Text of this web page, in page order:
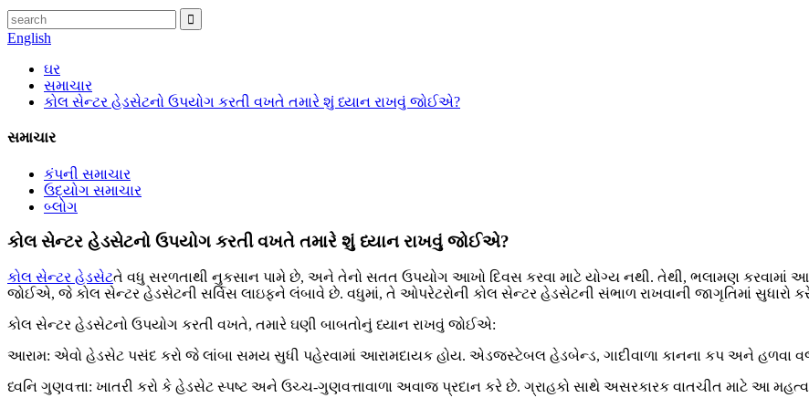
English
ઘર
સમાચાર
કોલ સેન્ટર હેડસેટનો ઉપયોગ કરતી વખતે તમારે શું ધ્યાન રાખવું જોઈએ?
સમાચાર
કંપની સમાચાર
ઉદ્યોગ સમાચાર
બ્લોગ
કોલ સેન્ટર હેડસેટનો ઉપયોગ કરતી વખતે તમારે શું ધ્યાન રાખવું જોઈએ?
કોલ સેન્ટર હેડસેટતે વધુ સરળતાથી નુકસાન પામે છે, અને તેનો સતત ઉપયોગ આખો દિવસ કરવા માટે યોગ્ય નથી. તેથી, ભલામણ કરવામાં
જોઈએ, જે કોલ સેન્ટર હેડસેટની સર્વિસ લાઇફને લંબાવે છે. વધુમાં, તે ઓપરેટરોની કોલ સેન્ટર હેડસેટની સંભાળ રાખવાની જાગૃતિમાં
કોલ સેન્ટર હેડસેટનો ઉપયોગ કરતી વખતે, તમારે ઘણી બાબતોનું ધ્યાન રાખવું જોઈએ:
આરામ: એવો હેડસેટ પસંદ કરો જે લાંબા સમય સુધી પહેરવામાં આરામદાયક હોય. એડજસ્ટેબલ હેડબેન્ડ, ગાદીવાળા કાનના કપ અને હળવા
ધ્વનિ ગુણવત્તા: ખાતરી કરો કે હેડસેટ સ્પષ્ટ અને ઉચ્ચ-ગુણવત્તાવાળા અવાજ પ્રદાન કરે છે. ગ્રાહકો સાથે અસરકારક વાતચીત માટે આ